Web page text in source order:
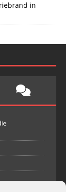
in